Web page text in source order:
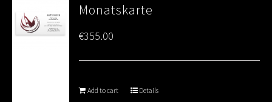
Monatskarte
€355.00
Add to cart Details